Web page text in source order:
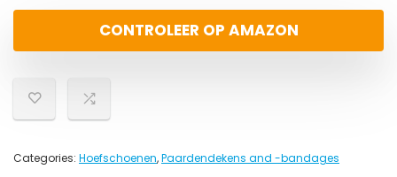
CONTROLEER OP AMAZON
Categories: Hoefschoenen,Paardendekens and -bandages